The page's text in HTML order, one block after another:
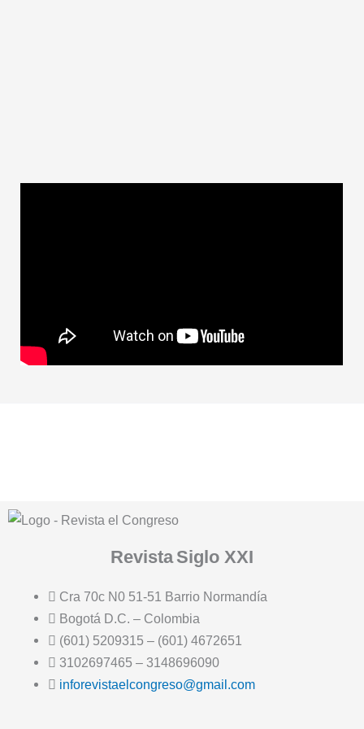
Revista Siglo XXI
Cra 70c N0 51-51 Barrio Normandía
Bogotá D.C. – Colombia
(601) 5209315 – (601) 4672651
3102697465 – 3148696090
inforevistaelcongreso@gmail.com